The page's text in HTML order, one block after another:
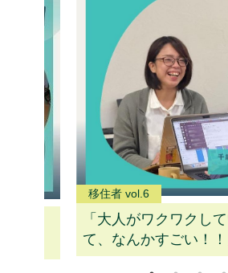
移住者 vol.6
「大人がワクワクし
て、なんかすごい！！